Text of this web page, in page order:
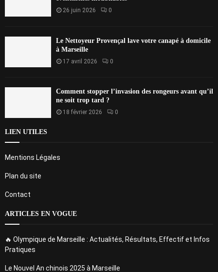
26 juin 2026 0
Le Nettoyeur Provençal lave votre canapé à domicile
à Marseille
17 avril 2026 0
Comment stopper l’invasion des rongeurs avant qu’il
ne soit trop tard ?
18 février 2026 0
LIEN UTILES
Mentions Légales
Plan du site
Contact
ARTICLES EN VOGUE
🔥 Olympique de Marseille : Actualités, Résultats, Effectif et Infos
Pratiques
Le Nouvel An chinois 2025 à Marseille